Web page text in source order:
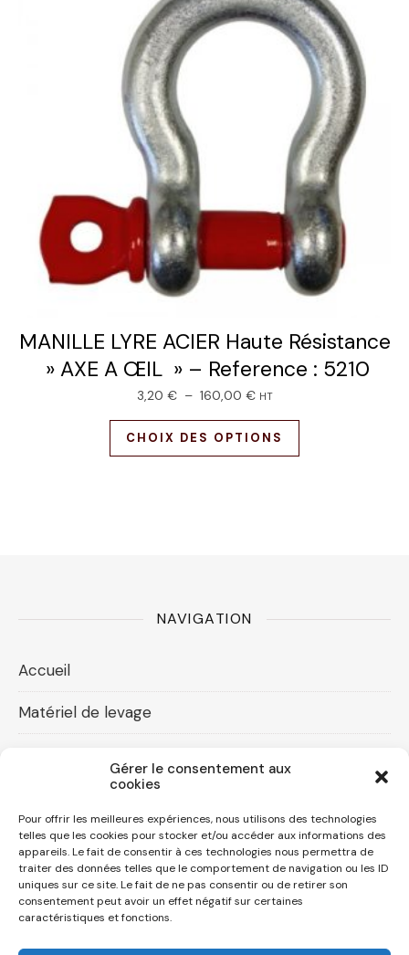
Gérer le consentement aux
cookies
Pour offrir les meilleures expériences, nous utilisons des technologies
telles que les cookies pour stocker et/ou accéder aux informations des
appareils. Le fait de consentir à ces technologies nous permettra de
traiter des données telles que le comportement de navigation ou les ID
uniques sur ce site. Le fait de ne pas consentir ou de retirer son
consentement peut avoir un effet négatif sur certaines
caractéristiques et fonctions.
MANILLE LYRE ACIER Haute Résistance
» AXE A ŒIL » – Reference : 5210
3,20 € – 160,00 € HT
CHOIX DES OPTIONS
NAVIGATION
Accueil
Matériel de levage
Compresseurs d’air
Contact
Mon compte
Mot de passe perdu